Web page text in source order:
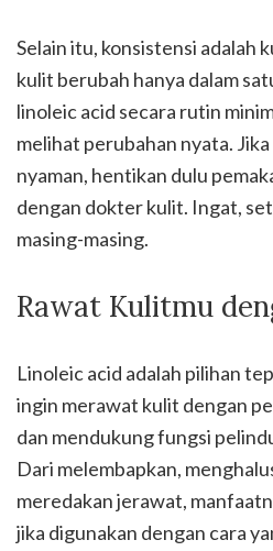
Selain itu, konsistensi adalah
kulit berubah hanya dalam
linoleic acid secara rutin
melihat perubahan nyata.
nyaman, hentikan dulu
dengan dokter kulit. Ingat,
masing-masing.
Rawat Kulitmu
Linoleic acid adalah pilihan
ingin merawat kulit dengan
dan mendukung fungsi
Dari melembapkan,
meredakan jerawat,
jika digunakan dengan cara